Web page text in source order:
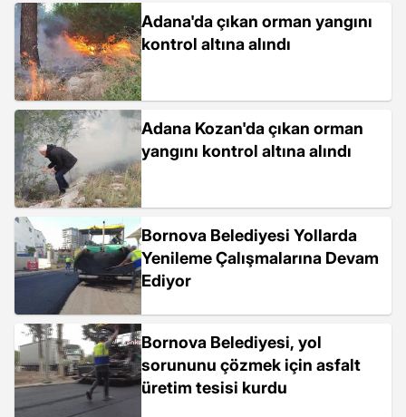
Adana'da çıkan orman yangını
kontrol altına alındı
Adana Kozan'da çıkan orman
yangını kontrol altına alındı
Bornova Belediyesi Yollarda
Yenileme Çalışmalarına Devam
Ediyor
Bornova Belediyesi, yol
sorununu çözmek için asfalt
üretim tesisi kurdu